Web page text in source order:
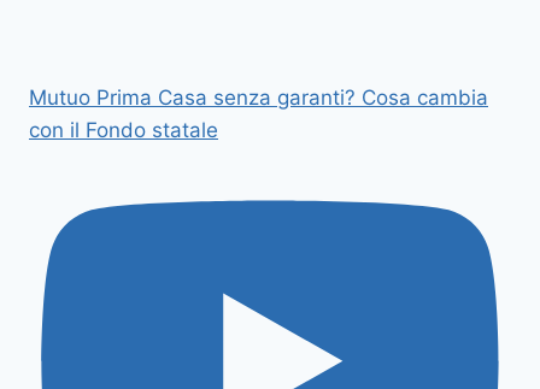
Mutuo Prima Casa senza garanti? Cosa cambia
con il Fondo statale